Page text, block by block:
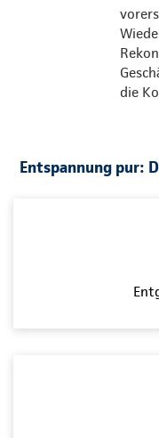
die
Entspannung pur: